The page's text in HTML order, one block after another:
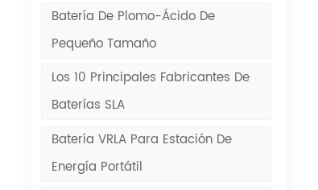
Batería De Plomo-Ácido De
Pequeño Tamaño
Los 10 Principales Fabricantes De
Baterías SLA
Batería VRLA Para Estación De
Energía Portátil